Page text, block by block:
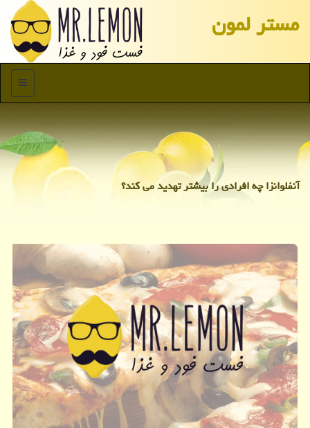
مستر لمون
منو
آنفلوانزا چه افرادی را بیشتر تهدید می كند؟